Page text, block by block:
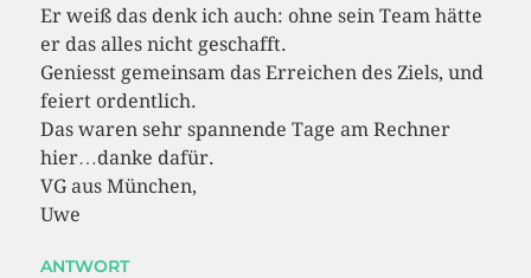
Er weiß das denk ich auch: ohne sein Team hätte
er das alles nicht geschafft.
Geniesst gemeinsam das Erreichen des Ziels, und
feiert ordentlich.
Das waren sehr spannende Tage am Rechner
hier…danke dafür.
VG aus München,
Uwe
ANTWORT